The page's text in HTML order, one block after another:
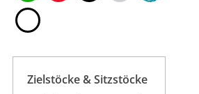
Zielstöcke & Sitzstöcke